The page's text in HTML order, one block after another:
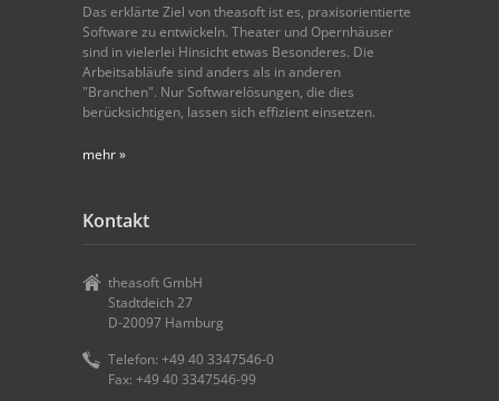
Das erklärte Ziel von theasoft ist es, praxisorientierte
Software zu entwickeln. Theater und Opernhäuser
sind in vielerlei Hinsicht etwas Besonderes. Die
Arbeitsabläufe sind anders als in anderen
"Branchen". Nur Softwarelösungen, die dies
berücksichtigen, lassen sich effizient einsetzen.
mehr »
Kontakt
theasoft GmbH
Stadtdeich 27
D-20097 Hamburg
Telefon: +49 40 3347546-0
Fax: +49 40 3347546-99